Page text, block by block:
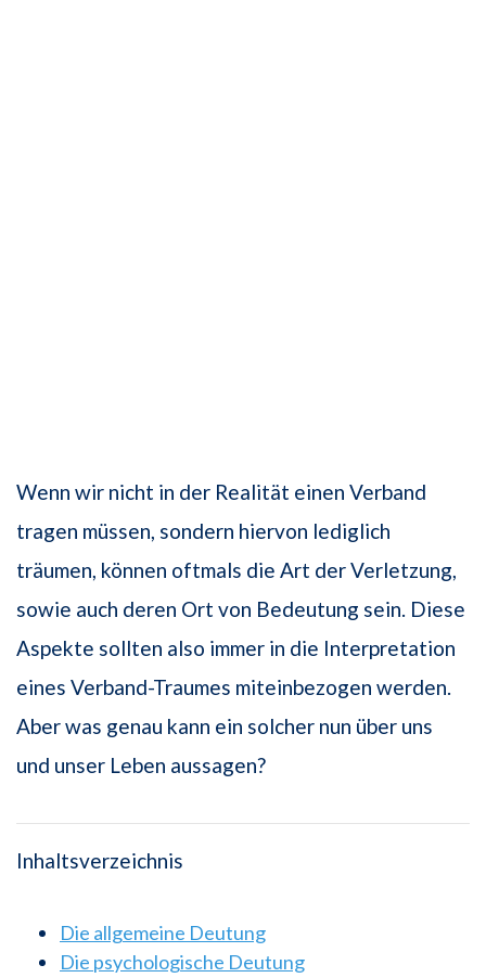
Wenn wir nicht in der Realität einen Verband
tragen müssen, sondern hiervon lediglich
träumen, können oftmals die Art der Verletzung,
sowie auch deren Ort von Bedeutung sein. Diese
Aspekte sollten also immer in die Interpretation
eines Verband-Traumes miteinbezogen werden.
Aber was genau kann ein solcher nun über uns
und unser Leben aussagen?
Inhaltsverzeichnis
Die allgemeine Deutung
Die psychologische Deutung